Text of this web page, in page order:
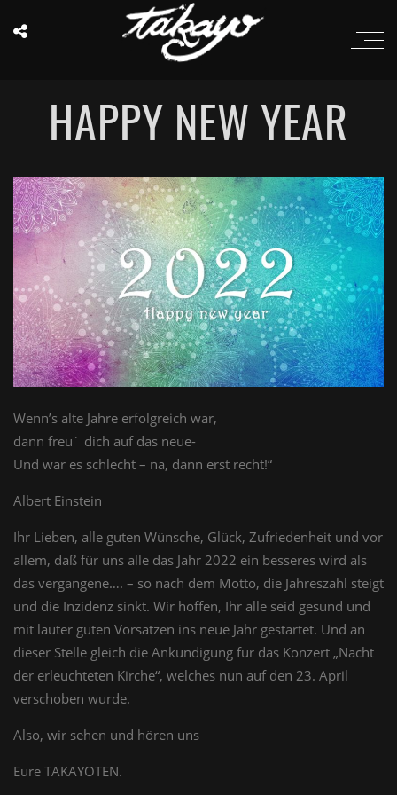
HAPPY NEW YEAR
Wenn’s alte Jahre erfolgreich war,
dann freu´ dich auf das neue-
Und war es schlecht – na, dann erst recht!“
Albert Einstein
Ihr Lieben, alle guten Wünsche, Glück, Zufriedenheit und vor
allem, daß für uns alle das Jahr 2022 ein besseres wird als
das vergangene…. – so nach dem Motto, die Jahreszahl steigt
und die Inzidenz sinkt. Wir hoffen, Ihr alle seid gesund und
mit lauter guten Vorsätzen ins neue Jahr gestartet. Und an
dieser Stelle gleich die Ankündigung für das Konzert „Nacht
der erleuchteten Kirche“, welches nun auf den 23. April
verschoben wurde.
Also, wir sehen und hören uns
Eure TAKAYOTEN.